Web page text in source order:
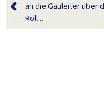
an die Gauleiter über
Roll...